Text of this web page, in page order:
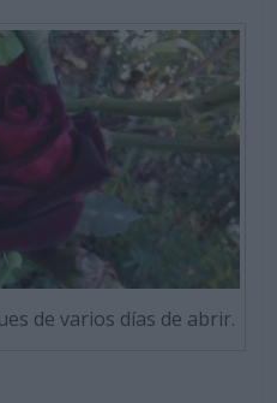
de varios días de abrir.